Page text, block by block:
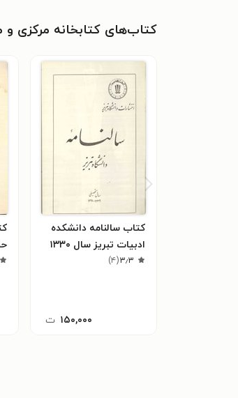
کتاب‌های کتابخانه مرکزی و
کتاب سالنامه دانشکده
ادبیات تبریز سال ۱۳۳۰
۳٫۳(۴)
۱۵۰,۰۰۰ ت